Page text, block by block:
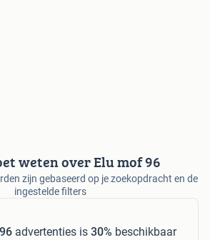
weten over Elu mof 96
zijn gebaseerd op je zoekopdracht en de
ingestelde filters
advertenties is 30% beschikbaar